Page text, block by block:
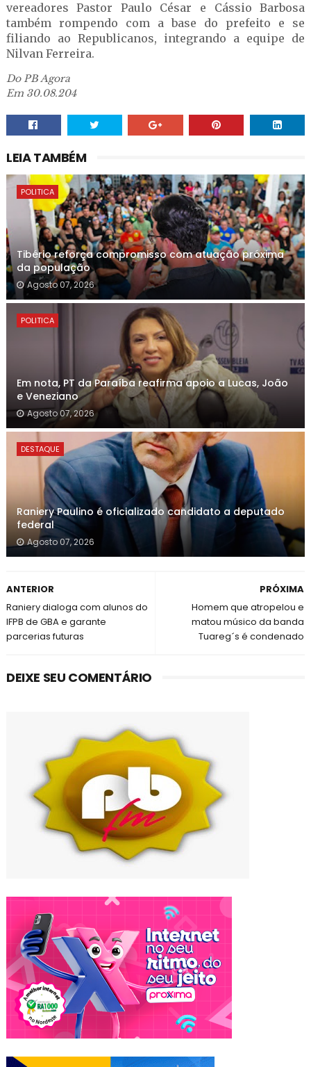
vereadores Pastor Paulo César e Cássio Barbosa
também rompendo com a base do prefeito e se
filiando ao Republicanos, integrando a equipe de
Nilvan Ferreira.
Do PB Agora
Em 30.08.204
LEIA TAMBÉM
POLITICA
Tibério reforça compromisso com atuação próxima
da população
Agosto 07, 2026
POLITICA
Em nota, PT da Paraíba reafirma apoio a Lucas, João
e Veneziano
Agosto 07, 2026
DESTAQUE
Raniery Paulino é oficializado candidato a deputado
federal
Agosto 07, 2026
PRÓXIMA
Homem que atropelou e
matou músico da banda
Tuareg´s é condenado
ANTERIOR
Raniery dialoga com alunos do
IFPB de GBA e garante
parcerias futuras
DEIXE SEU COMENTÁRIO